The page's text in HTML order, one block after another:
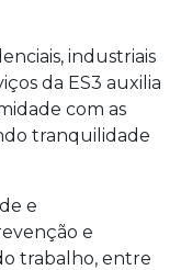
industriais
da ES3 auxilia
com as
tranquilidade
e
e
trabalho, entre